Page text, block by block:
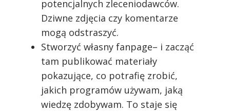
potencjalnych zleceniodawców.
Dziwne zdjęcia czy komentarze
mogą odstraszyć.
Stworzyć własny fanpage– i zacząć
tam publikować materiały
pokazujące, co potrafię zrobić,
jakich programów używam, jaką
wiedzę zdobywam. To staje się